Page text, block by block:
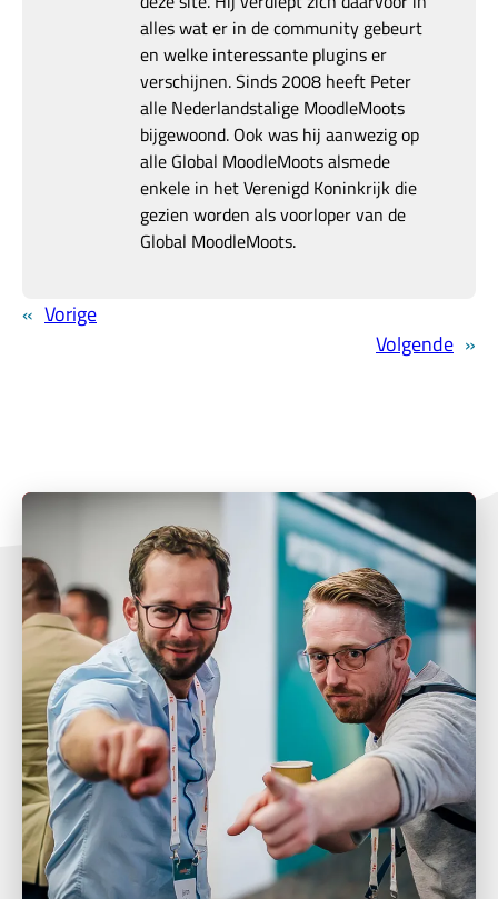
alles wat er in de community gebeurt
en welke interessante plugins er
verschijnen. Sinds 2008 heeft Peter
alle Nederlandstalige MoodleMoots
bijgewoond. Ook was hij aanwezig op
alle Global MoodleMoots alsmede
enkele in het Verenigd Koninkrijk die
gezien worden als voorloper van de
Global MoodleMoots.
« Vorige
Volgende »